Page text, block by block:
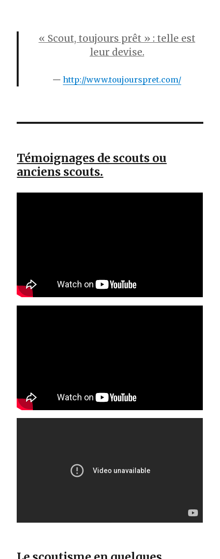
« Scout, toujours prêt » : telle est
leur devise.
http://www.toujourspret.com/
Témoignages de scouts ou
anciens scouts.